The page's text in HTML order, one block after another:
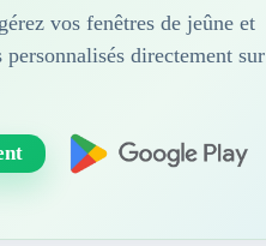
vos fenêtres de jeûne et
personnalisés directement sur